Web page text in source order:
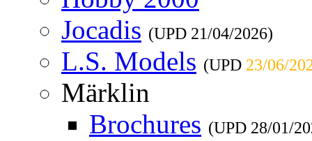
Jocadis (UPD 21/04/2026)
L.S. Models (UPD 23/06/
Märklin
Brochures (UPD 28/01/